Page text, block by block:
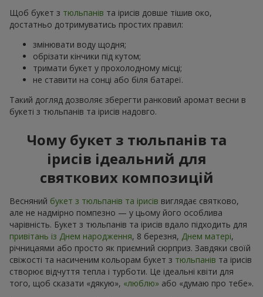
Щоб букет з тюльпанів та ірисів довше тішив око,
достатньо дотримуватись простих правил:
змінювати воду щодня;
обрізати кінчики під кутом;
тримати букет у прохолодному місці;
не ставити на сонці або біля батареї.
Такий догляд дозволяє зберегти ранковий аромат весни в
букеті з тюльпанів та ірисів надовго.
Чому букет з тюльпанів та
ірисів ідеальний для
святкових композицій
Весняний букет з тюльпанів та ірисів виглядає святково,
але не надмірно помпезно — у цьому його особлива
чарівність. Букет з тюльпанів та ірисів вдало підходить для
привітань із Днем народження, 8 березня, Днем матері,
річницaями або просто як приємний сюрприз. Завдяки своїй
свіжості та насиченим кольорам букет з тюльпанів та ірисів
створює відчуття тепла і турботи. Це ідеальні квіти для
того, щоб сказати «дякую», «люблю» або «думаю про тебе».